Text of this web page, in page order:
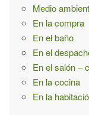
Medio
En la compra
En el baño
En el
En el salón –
En la cocina
En la